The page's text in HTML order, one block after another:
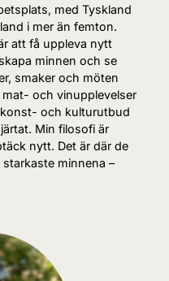
med Tyskland
i mer än femton.
att få uppleva nytt
minnen och se
smaker och möten
och vinupplevelser
och kulturutbud
Min filosofi är
nytt. Det är där de
minnena –